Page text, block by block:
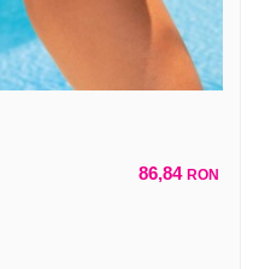
86,84 RON